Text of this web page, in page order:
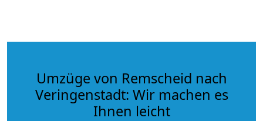
Umzüge von Remscheid nach
Veringenstadt: Wir machen es
Ihnen leicht